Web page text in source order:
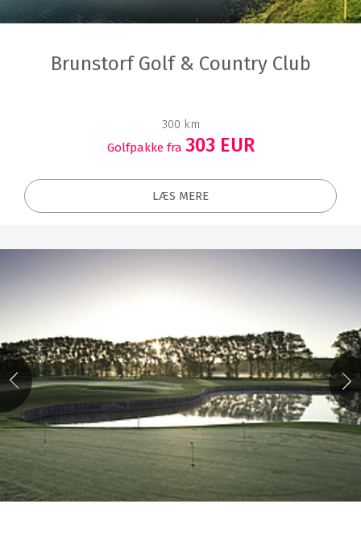
Brunstorf Golf & Country Club
300 km
Golfpakke fra 303 EUR
LÆS MERE